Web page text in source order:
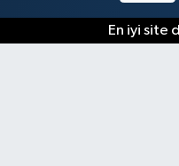
En iyi site